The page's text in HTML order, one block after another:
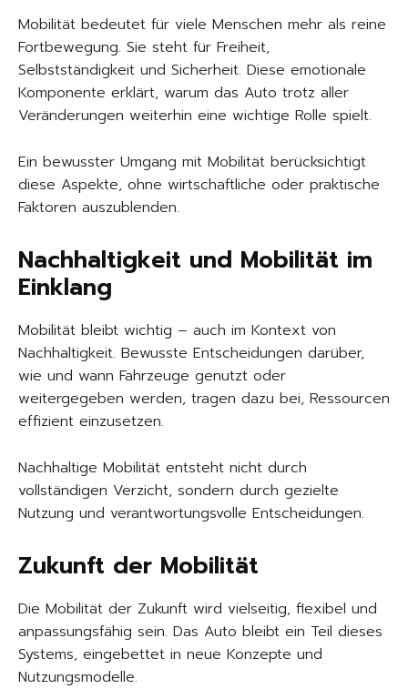
Mobilität bedeutet für viele Menschen mehr als reine
Fortbewegung. Sie steht für Freiheit,
Selbstständigkeit und Sicherheit. Diese emotionale
Komponente erklärt, warum das Auto trotz aller
Veränderungen weiterhin eine wichtige Rolle spielt.
Ein bewusster Umgang mit Mobilität berücksichtigt
diese Aspekte, ohne wirtschaftliche oder praktische
Faktoren auszublenden.
Nachhaltigkeit und Mobilität im
Einklang
Mobilität bleibt wichtig – auch im Kontext von
Nachhaltigkeit. Bewusste Entscheidungen darüber,
wie und wann Fahrzeuge genutzt oder
weitergegeben werden, tragen dazu bei, Ressourcen
effizient einzusetzen.
Nachhaltige Mobilität entsteht nicht durch
vollständigen Verzicht, sondern durch gezielte
Nutzung und verantwortungsvolle Entscheidungen.
Zukunft der Mobilität
Die Mobilität der Zukunft wird vielseitig, flexibel und
anpassungsfähig sein. Das Auto bleibt ein Teil dieses
Systems, eingebettet in neue Konzepte und
Nutzungsmodelle.